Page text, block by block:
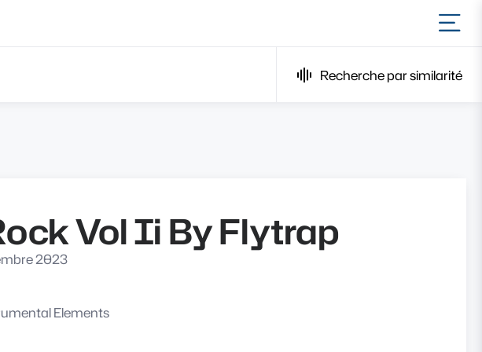
Recherche par similarité
Vol Ii By Flytrap
2023
Elements